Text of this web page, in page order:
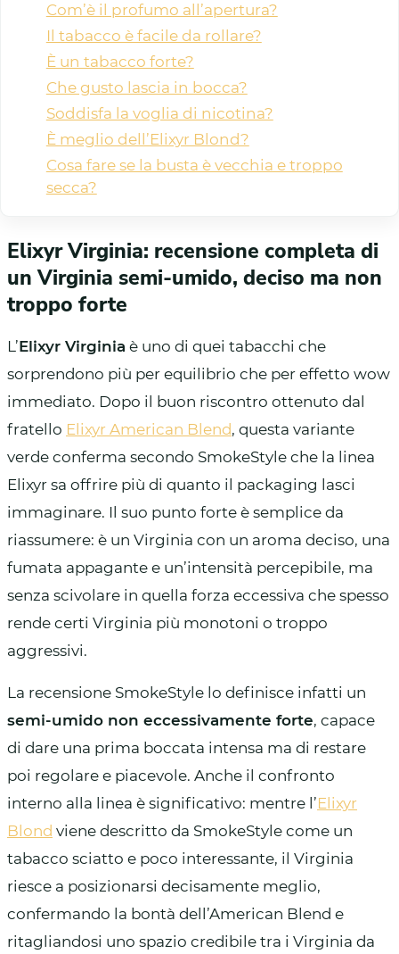
Com’è il profumo all’apertura?
Il tabacco è facile da rollare?
È un tabacco forte?
Che gusto lascia in bocca?
Soddisfa la voglia di nicotina?
È meglio dell’Elixyr Blond?
Cosa fare se la busta è vecchia e troppo
secca?
Elixyr Virginia: recensione completa di
un Virginia semi-umido, deciso ma non
troppo forte
L’Elixyr Virginia è uno di quei tabacchi che
sorprendono più per equilibrio che per effetto wow
immediato. Dopo il buon riscontro ottenuto dal
fratello Elixyr American Blend, questa variante
verde conferma secondo SmokeStyle che la linea
Elixyr sa offrire più di quanto il packaging lasci
immaginare. Il suo punto forte è semplice da
riassumere: è un Virginia con un aroma deciso, una
fumata appagante e un’intensità percepibile, ma
senza scivolare in quella forza eccessiva che spesso
rende certi Virginia più monotoni o troppo
aggressivi.
La recensione SmokeStyle lo definisce infatti un
semi-umido non eccessivamente forte, capace
di dare una prima boccata intensa ma di restare
poi regolare e piacevole. Anche il confronto
interno alla linea è significativo: mentre l’Elixyr
Blond viene descritto da SmokeStyle come un
tabacco sciatto e poco interessante, il Virginia
riesce a posizionarsi decisamente meglio,
confermando la bontà dell’American Blend e
ritagliandosi uno spazio credibile tra i Virginia da